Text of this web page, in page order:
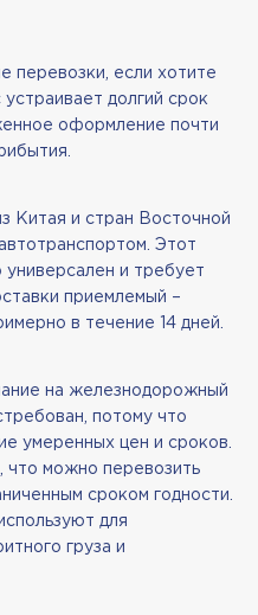
перевозки, если хотите
долгий срок
оформление почти
Китая и стран Восточной
Этот
универсален и требует
приемлемый –
в течение 14 дней.
на железнодорожный
потому что
умеренных цен и сроков.
что можно перевозить
сроком годности.
для
груза и